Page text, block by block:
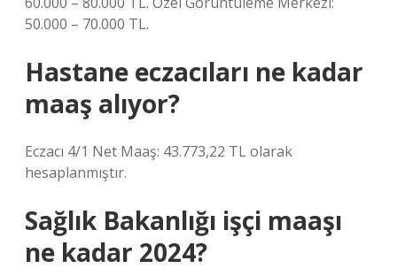
50.000 – 70.000 TL.
Hastane eczacıları ne kadar
maaş alıyor?
Eczacı 4/1 Net Maaş: 43.773,22 TL olarak
hesaplanmıştır.
Sağlık Bakanlığı işçi maaşı
ne kadar 2024?